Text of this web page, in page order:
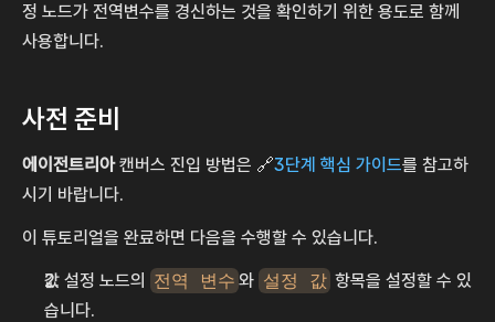
정 노드가 전역변수를 경신하는 것을 확인하기 위한 용도로 함께
사용합니다.
사전 준비
에이전트리아 캔버스 진입 방법은 🔗3단계 핵심 가이드를 참고하
시기 바랍니다.
이 튜토리얼을 완료하면 다음을 수행할 수 있습니다.
값 설정 노드의 전역 변수 와 설정 값 항목을 설정할 수 있
습니다.